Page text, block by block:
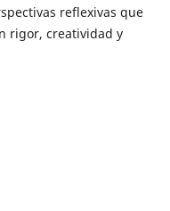
reflexivas que
rigor, creatividad y